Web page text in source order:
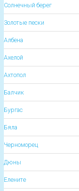
Солнечный берег
Золотые пески
Албена
Ахелой
Ахтопол
Балчик
Бургас
Бяла
Черноморец
Дюны
Елените